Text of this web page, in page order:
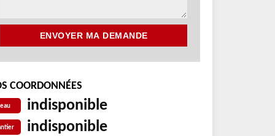
COORDONNÉES
indisponible
indisponible